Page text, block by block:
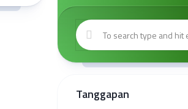
Visi
Misi
Kepengurusan
Kantor
Sertifikasi
Halal
Gratis
Halal
Tanggapan